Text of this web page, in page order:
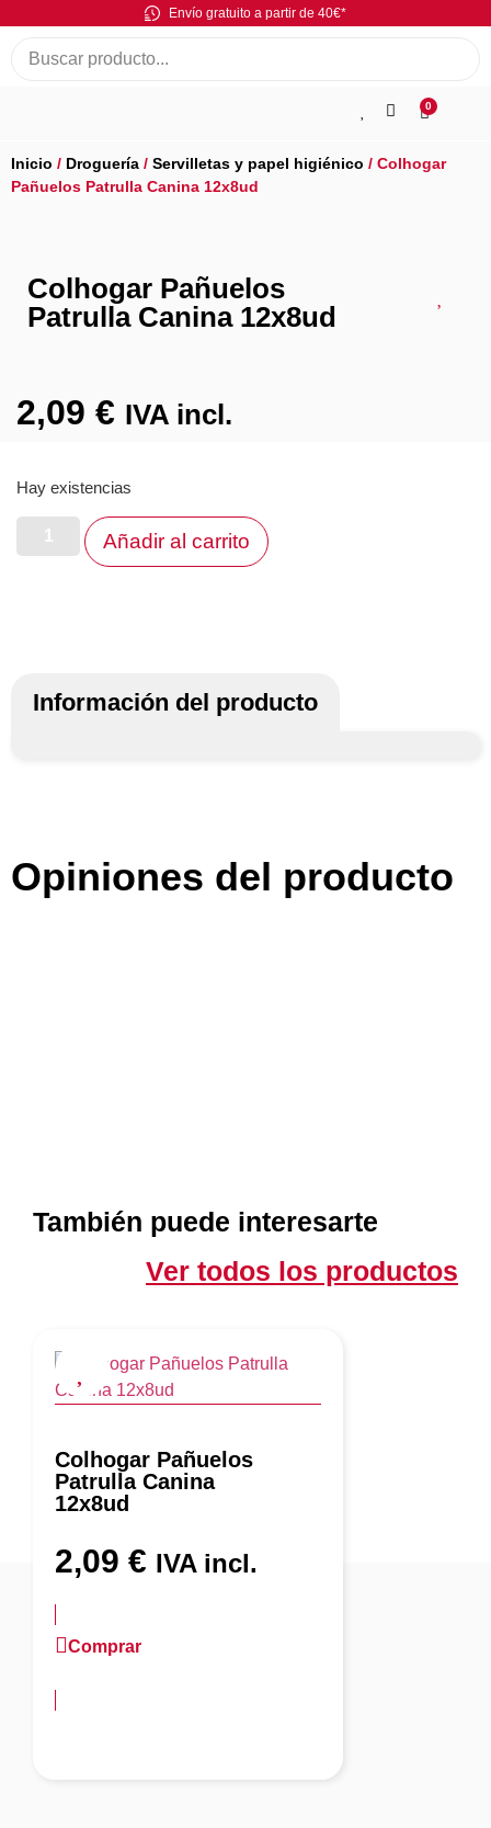
Envío gratuito a partir de 40€*
0
Inicio / Droguería / Servilletas y papel higiénico / Colhogar
Pañuelos Patrulla Canina 12x8ud
Colhogar Pañuelos
Patrulla Canina 12x8ud
2,09 € IVA incl.
Hay existencias
Añadir al carrito
Información del producto
Opiniones del producto
También puede interesarte
Ver todos los productos
Colhogar Pañuelos
Patrulla Canina
12x8ud
2,09 € IVA incl.
Comprar